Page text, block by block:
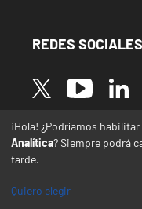
REDES SOCIALES
Image Image Image
* Las
español a otras
automática y
¡Hola! ¿Podríamos
Analítica? Siempre podrá
tarde.
Quiero elegir